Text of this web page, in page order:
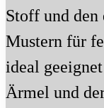
Stoff und den
Mustern für
ideal
Ärmel und